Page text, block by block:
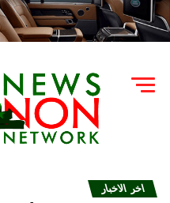
اخر الاخبار